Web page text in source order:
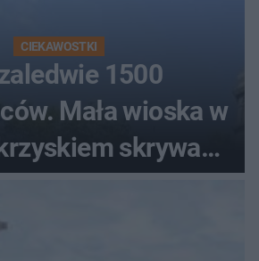
CIEKAWOSTKI
1500
Mała wioska w
skrywa
tu nawet król